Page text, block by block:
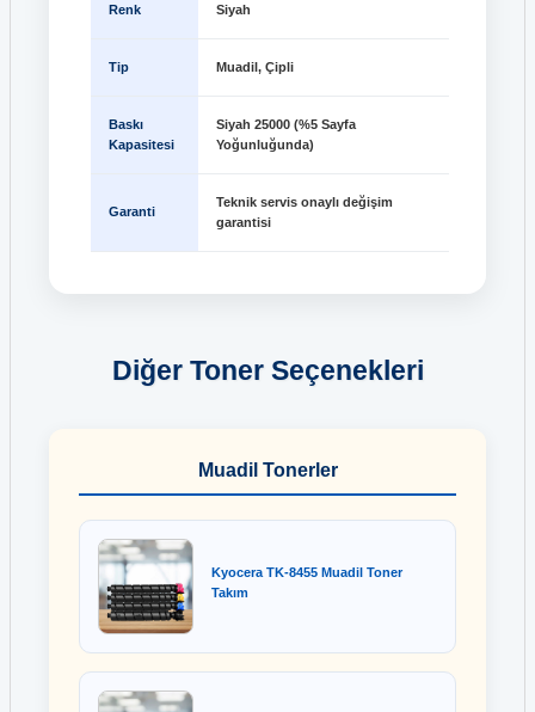
Renk Siyah
Tip Muadil, Çipli
Baskı
Kapasitesi
Siyah 25000 (%5 Sayfa
Yoğunluğunda)
Garanti
Teknik servis onaylı değişim
garantisi
Diğer Toner Seçenekleri
Muadil Tonerler
Kyocera TK-8455 Muadil Toner
Takım